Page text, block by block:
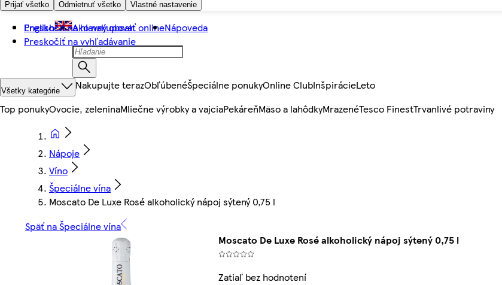
Prijať všetko Odmietnuť všetko Vlastné nastavenie
Preskočiť na hlavný obsah
Preskočiť na vyhľadávanie
English Ako nakupovať onlineNápoveda
Všetky kategórie Nakupujte terazObľúbenéŠpeciálne ponukyOnline ClubInšpirácieLeto
Top ponukyOvocie, zeleninaMliečne výrobky a vajciaPekáreňMäso a lahôdkyMrazenéTesco FinestTrvanlivé potraviny
Nápoje
Víno
Špeciálne vína
Moscato De Luxe Rosé alkoholický nápoj sýtený 0,75 l
Späť na Špeciálne vína
Moscato De Luxe Rosé alkoholický nápoj sýtený 0,75 l
Zatiaľ bez hodnotení